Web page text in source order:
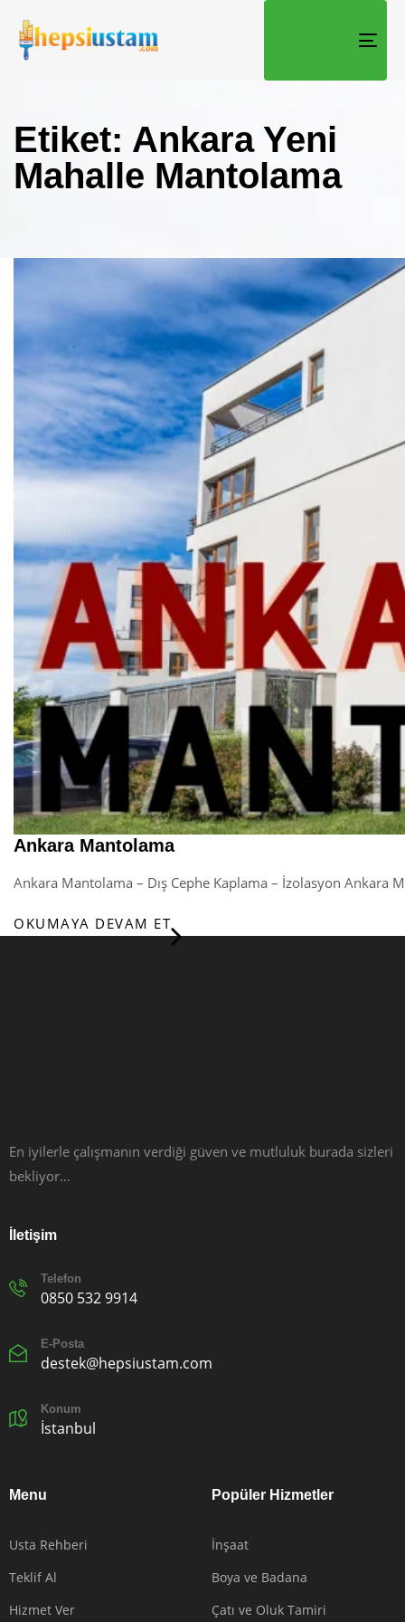
Etiket: Ankara Yeni
Mahalle Mantolama
Ankara Mantolama
Ankara Mantolama – Dış Cephe Kaplama – İzolasyon
OKUMAYA DEVAM ET
En iyilerle çalışmanın verdiği güven ve mutluluk burada sizleri
bekliyor…
İletişim
Telefon
0850 532 9914
E-Posta
destek@hepsiustam.com
Konum
İstanbul
Menu
Usta Rehberi
Teklif Al
Hizmet Ver
Popüler Hizmetler
İnşaat
Boya ve Badana
Çatı ve Oluk Tamiri